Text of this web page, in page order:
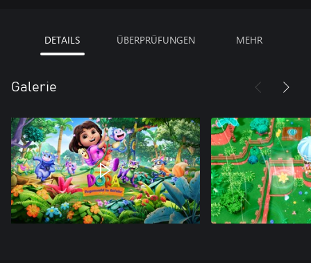
DETAILS ÜBERPRÜFUNGEN MEHR
Galerie